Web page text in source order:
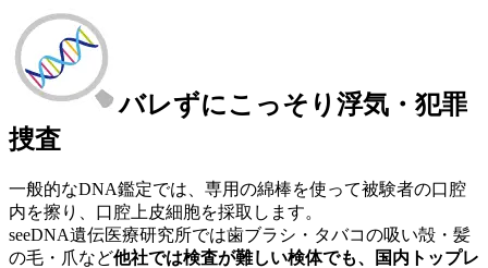
バレずにこっそり浮気・犯罪
捜査
一般的なDNA鑑定では、専用の綿棒を使って被験者の口腔
内を擦り、口腔上皮細胞を採取します。
seeDNA遺伝医療研究所では歯ブラシ・タバコの吸い殻・髪
の毛・爪など他社では検査が難しい検体でも、国内トップレ